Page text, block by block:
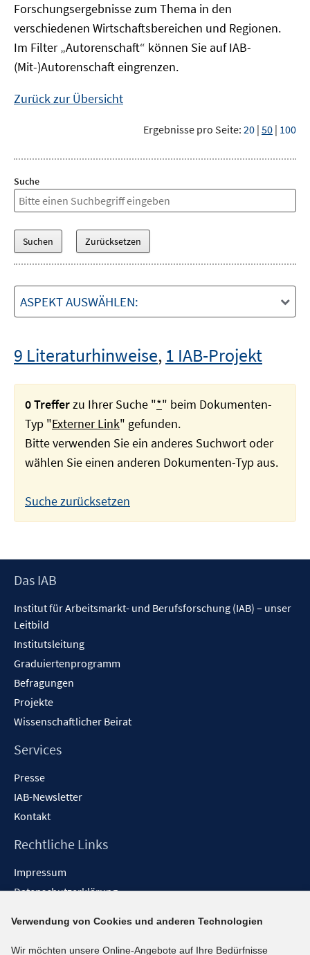
Forschungsergebnisse zum Thema in den
verschiedenen Wirtschaftsbereichen und Regionen.
Im Filter „Autorenschaft“ können Sie auf IAB-
(Mit-)Autorenschaft eingrenzen.
Zurück zur Übersicht
Ergebnisse pro Seite: 20 | 50 | 100
Suche
ASPEKT AUSWÄHLEN:
9 Literaturhinweise, 1 IAB-Projekt
0 Trefferzu Ihrer Suche "*" beim Dokumenten-
Typ "Externer Link" gefunden.
Bitte verwenden Sie ein anderes Suchwort oder
wählen Sie einen anderen Dokumenten-Typ aus.
Suche zurücksetzen
Footer
Das IAB
Institut für Arbeitsmarkt- und Berufsforschung (IAB) – unser
Leitbild
Institutsleitung
Graduiertenprogramm
Befragungen
Projekte
Wissenschaftlicher Beirat
Services
Presse
IAB-Newsletter
Kontakt
Rechtliche Links
Impressum
Datenschutzerklärung
Barrieren melden
Verwendung von Cookies und anderen Technologien
Wir möchten unsere Online-Angebote auf Ihre Bedürfnisse